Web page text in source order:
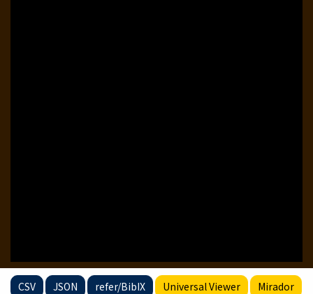
CSV JSON refer/BibIX Universal Viewer Mirador